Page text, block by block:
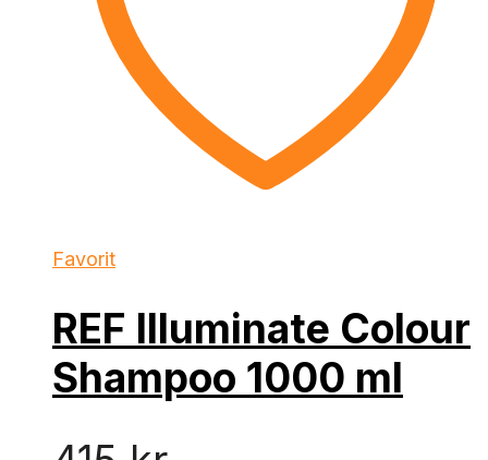
Favorit
REF Illuminate Colour
Shampoo 1000 ml